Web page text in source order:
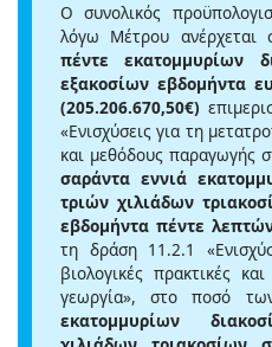
Ο συνολικός
λόγω Μέτρου
πέντε εκατομμυρίων
εξακοσίων εβδομήντα
(205.206.670,50€)
«Ενισχύσεις για τη
και μεθόδους παραγωγής
σαράντα εννιά
τριών χιλιάδων
εβδομήντα πέντε
τη δράση 11.2.1
βιολογικές πρακτικές
γεωργία», στο ποσό
εκατομμυρίων